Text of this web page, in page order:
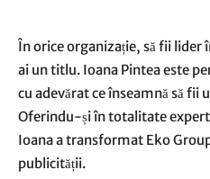
În orice organizație, să fii lider
ai un titlu. Ioana Pintea este
cu adevărat ce înseamnă să
Oferindu-și în totalitate
Ioana a transformat Eko
publicității.